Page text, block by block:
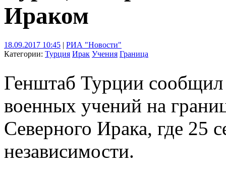
Ираком
18.09.2017 10:45 | РИА "Новости"
Категории: Турция Ирак Учения Граница
Генштаб Турции сообщил
военных учений на
Северного Ирака, где 25
независимости.